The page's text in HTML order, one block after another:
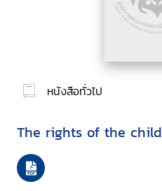
หนังสือทั่วไป
The rights of the child